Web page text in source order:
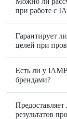
при работе с
Гарантирует
целей при
Есть ли у
брендами?
результатов